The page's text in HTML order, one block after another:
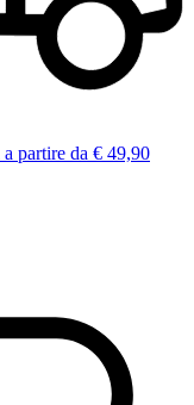
a partire da € 49,90